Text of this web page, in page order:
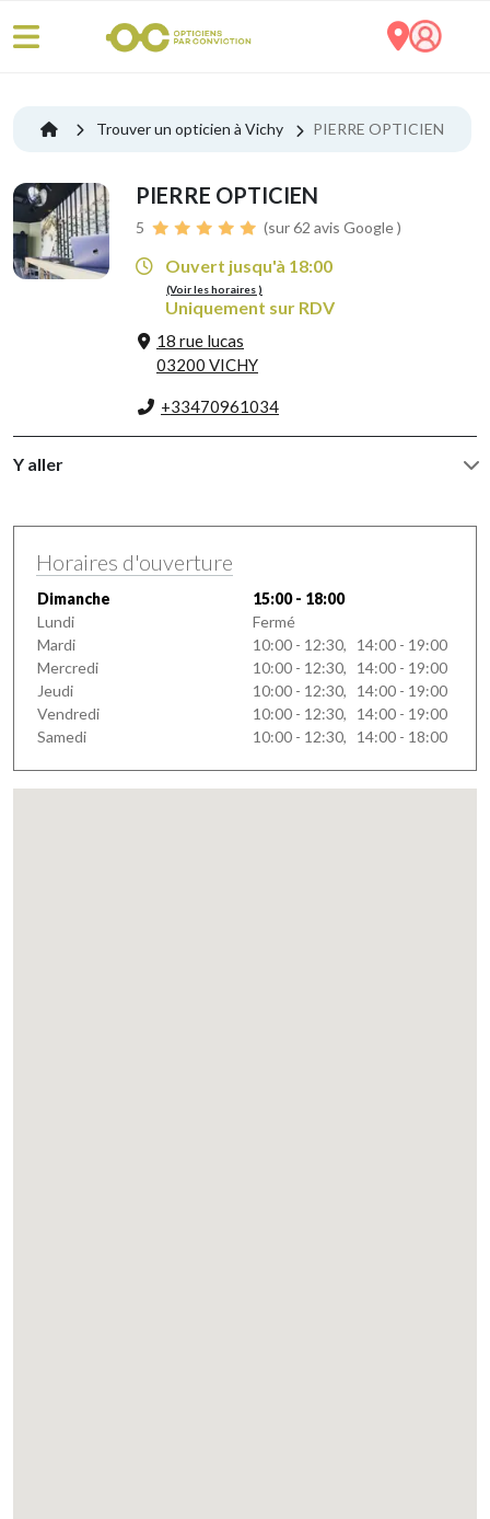
Trouver un opticien à Vichy PIERRE OPTICIEN
PIERRE OPTICIEN
5 (sur 62 avis Google )
Ouvert jusqu'à 18:00
(Voir les horaires )
Uniquement sur RDV
18 rue lucas
03200 VICHY
+33470961034
Y aller
Horaires d'ouverture
Dimanche
15:00 - 18:00
Lundi
Fermé
Mardi
10:00 - 12:30, 14:00 - 19:00
Mercredi
10:00 - 12:30, 14:00 - 19:00
Jeudi
10:00 - 12:30, 14:00 - 19:00
Vendredi
10:00 - 12:30, 14:00 - 19:00
Samedi
10:00 - 12:30, 14:00 - 18:00